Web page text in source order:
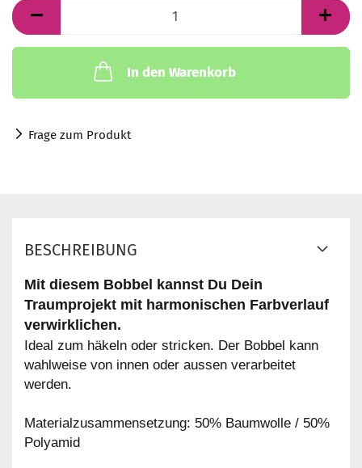
In den Warenkorb
Frage zum Produkt
BESCHREIBUNG
Mit diesem Bobbel kannst Du Dein
Traumprojekt mit harmonischen Farbverlauf
verwirklichen.
Ideal zum häkeln oder stricken. Der Bobbel kann
wahlweise von innen oder aussen verarbeitet
werden.
Materialzusammensetzung: 50% Baumwolle / 50%
Polyamid